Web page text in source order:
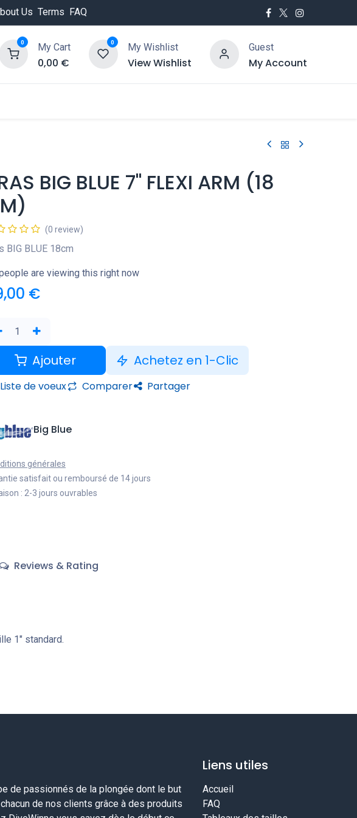
Us Terms FAQ
0 My Cart
0,00 €
0 My Wishlist
View Wishlist
Guest
My Account
HOT
BIG BLUE 7" FLEXI ARM (18
(0 review)
BIG BLUE 18cm
are viewing this right now
€
Ajouter Achetez en 1-Clic
Liste de voeux Comparer Partager
Big Blue
générales
satisfait ou remboursé de 14 jours
: 2-3 jours ouvrables
Reviews & Rating
1″ standard.
de passionnés de la plongée dont le but
de nos clients grâce à des produits
Liens utiles
Accueil
FAQ